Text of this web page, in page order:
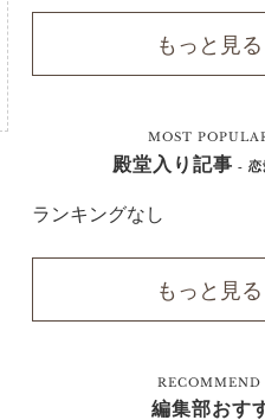
もっと見る
MOST
殿堂入り記事 - 恋
ランキングなし
もっと見る
RECOMMEND
編集部おす